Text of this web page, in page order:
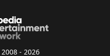
- 2026